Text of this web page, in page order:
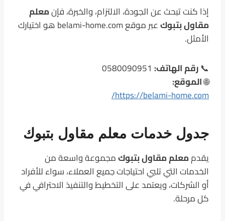
إذا كنت تبحث عن الجودة، الالتزام، والخبرة، فإنمعلم
مقاول بتبوك
عبر موقع belami-home.com هو اختيارك
الأمثل.
📞رقم الهاتف:
🌐الموقع:
https://belami-home.com/
جدول خدمات معلم مقاول بتبوك
يقدممعلم مقاول بتبوكمجموعة واسعة من
الخدمات التي تلبي احتياجات جميع العملاء، سواء للأفراد
أو الشركات، ويعتمد على التخطيط والتنفيذ الاحترافي في
كل مرحلة.